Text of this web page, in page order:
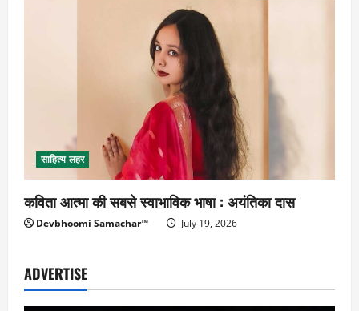
साहित्य लहर
कविता आत्मा की सबसे स्वाभाविक भाषा : अयंतिका दास
Devbhoomi Samachar™ July 19, 2026
ADVERTISE